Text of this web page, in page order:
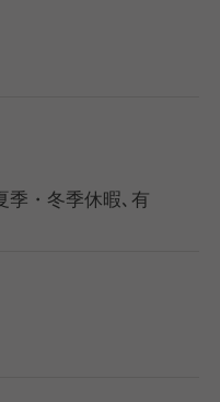
季・冬季休暇､有